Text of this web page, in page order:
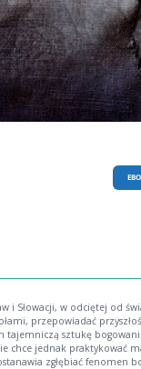
i Słowacji, w odciętej od
przepowiadać
tajemniczą sztukę
chce jednak praktykować
zgłębiać fenomen